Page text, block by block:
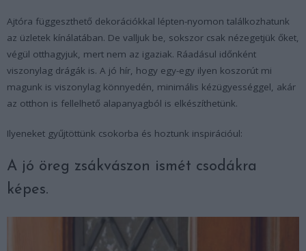
Ajtóra függeszthető dekorációkkal lépten-nyomon találkozhatunk
az üzletek kínálatában. De valljuk be, sokszor csak nézegetjük őket,
végül otthagyjuk, mert nem az igaziak. Ráadásul időnként
viszonylag drágák is. A jó hír, hogy egy-egy ilyen koszorút mi
magunk is viszonylag könnyedén, minimális kézügyességgel, akár
az otthon is fellelhető alapanyagból is elkészíthetünk.
Ilyeneket gyűjtöttünk csokorba és hoztunk inspirációul:
A jó öreg zsákvászon ismét csodákra
képes.